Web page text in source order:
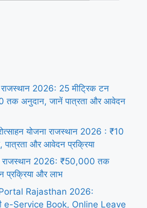
राजस्थान 2026: 25 मीट्रिक टन
तक अनुदान, जानें पात्रता और आवेदन
योजना राजस्थान 2026 : ₹10
पात्रता और आवेदन प्रक्रिया
राजस्थान 2026: ₹50,000 तक
प्रक्रिया और लाभ
Rajasthan 2026:
e-Service Book, Online Leave